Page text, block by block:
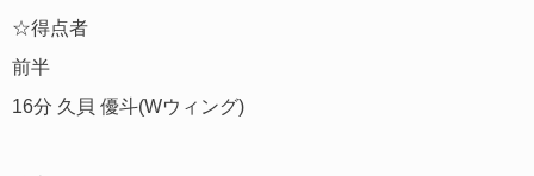
☆得点者
前半
16分 久貝 優斗(Wウィング)